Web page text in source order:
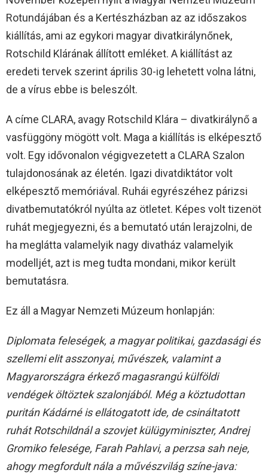
Rotundájában és a Kertészházban az az időszakos
kiállítás, ami az egykori magyar divatkirálynőnek,
Rotschild Klárának állított emléket. A kiállítást az
eredeti tervek szerint április 30-ig lehetett volna látni,
de a vírus ebbe is beleszólt.
A címe CLARA, avagy Rotschild Klára – divatkirálynő a
vasfüggöny mögött volt. Maga a kiállítás is elképesztő
volt. Egy idővonalon végigvezetett a CLARA Szalon
tulajdonosának az életén. Igazi divatdiktátor volt
elképesztő memóriával. Ruhái egyrészéhez párizsi
divatbemutatókról nyúlta az ötletet. Képes volt tizenöt
ruhát megjegyezni, és a bemutató után lerajzolni, de
ha meglátta valamelyik nagy divatház valamelyik
modelljét, azt is meg tudta mondani, mikor került
bemutatásra.
Ez áll a Magyar Nemzeti Múzeum honlapján:
Diplomata feleségek, a magyar politikai, gazdasági és
szellemi elit asszonyai, művészek, valamint a
Magyarországra érkező magasrangú külföldi
vendégek öltöztek szalonjából. Még a köztudottan
puritán Kádárné is ellátogatott ide, de csináltatott
ruhát Rotschildnál a szovjet külügyminiszter, Andrej
Gromiko felesége, Farah Pahlavi, a perzsa sah neje,
ahogy megfordult nála a művészvilág színe-java: